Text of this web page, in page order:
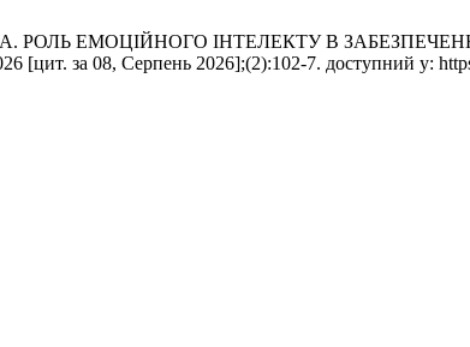
АА. РОЛЬ ЕМОЦІЙНОГО ІНТЕЛЕКТУ В
[цит. за 08, Серпень 2026];(2):102-7. доступний у: